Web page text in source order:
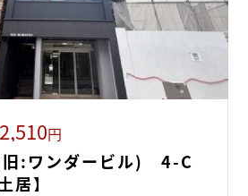
円
:ワンダービル) 4-C
居】